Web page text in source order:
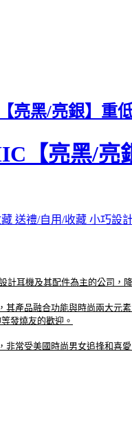
亮黑/亮銀】重
【亮黑/亮
送禮/自用/收藏 小巧設
計耳機及其配件為主的公司
產品融合功能與時尚兩大元
發燒友的歡迎。
常受美國時尚男女追捀和喜